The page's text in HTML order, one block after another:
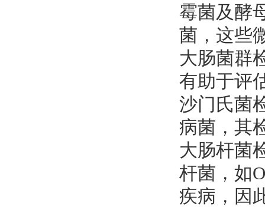
霉菌及酵
菌，这些
大肠菌群
有助于评
沙门氏菌
病菌，其
大肠杆菌
杆菌，如
疾病，因